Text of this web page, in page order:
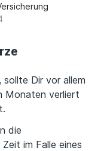
sollte Dir vor allem
Monaten verliert
die
im Falle eines